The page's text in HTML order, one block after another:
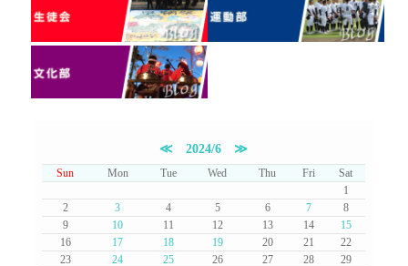
≪2024/6 ≫
Sun Mon Tue Wed Thu Fri
Sat
1
2
3 4 5 6 7
8
9
10 11 12 13 14
15
16
17 18 19 20 21
22
23
24 25 26 27 28
29